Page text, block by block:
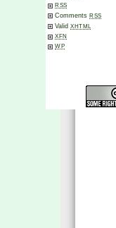
RSS
Comments RSS
Valid XHTML
XFN
WP